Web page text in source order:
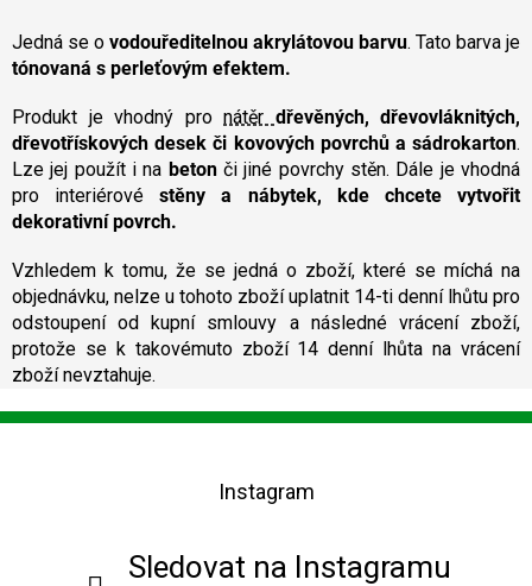
l
á
d
c
í
p
r
y
v
ý
p
i
Jedná se o vodouředitelnou akrylátovou barvu. Tato barva je
tónovaná s perleťovým efektem.
Produkt je vhodný pro nátěr dřevěných, dřevovláknitých,
dřevotřískových desek či kovových povrchů a sádrokarton.
Lze jej použít i na betonči jiné povrchy stěn. Dále je vhodná
pro interiérovéstěny a nábytek, kde chcete vytvořit
dekorativní povrch.
Vzhledem k tomu, že se jedná o zboží, které se míchá na
objednávku, nelze u tohoto zboží uplatnit 14-ti denní lhůtu pro
odstoupení od kupní smlouvy a následné vrácení zboží,
protože se k takovémuto zboží 14 denní lhůta na vrácení
zboží nevztahuje.
Z
Instagram
Sledovat na Instagramu